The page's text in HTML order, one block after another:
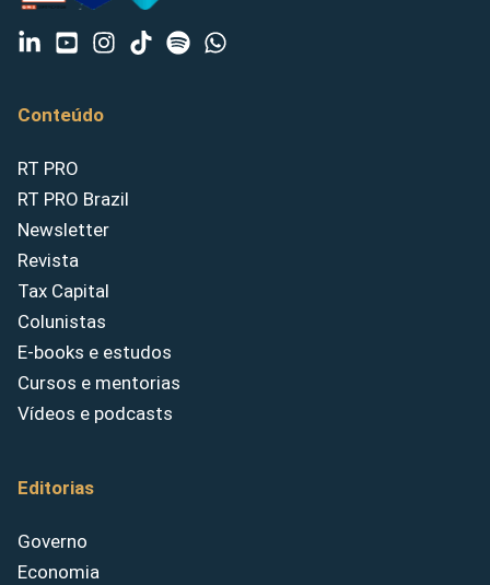
Conteúdo
RT PRO
RT PRO Brazil
Newsletter
Revista
Tax Capital
Colunistas
E-books e estudos
Cursos e mentorias
Vídeos e podcasts
Editorias
Governo
Economia